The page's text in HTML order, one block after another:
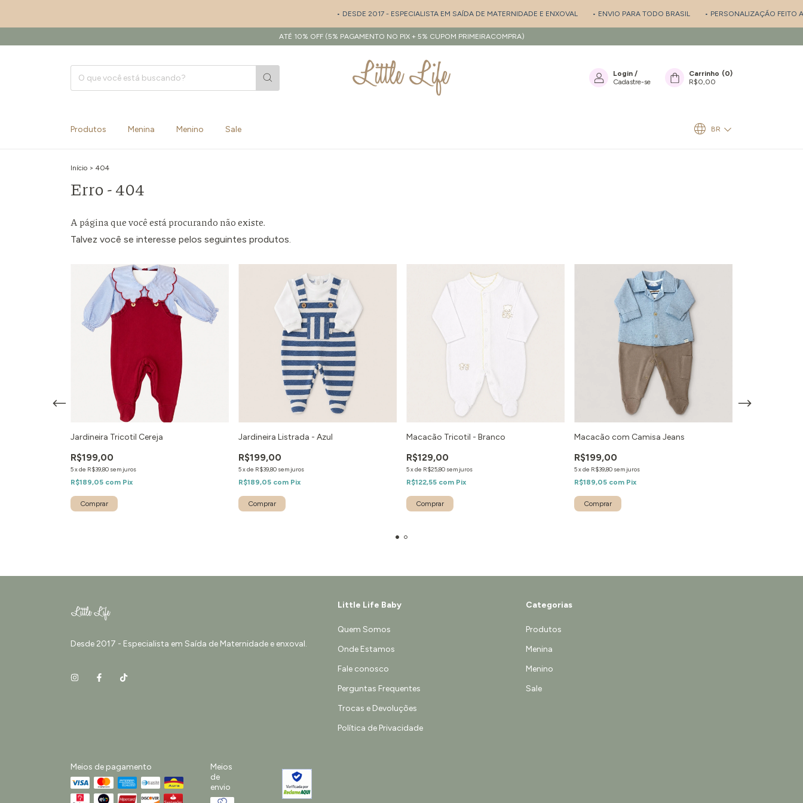
• DESDE 2017 - ESPECIALISTA EM SAÍDA DE MATERNIDADE E ENXOVAL • ENVIO PARA TODO BRASIL • PERSONALIZAÇÃO FEITO A
ATÉ 10% OFF (5% PAGAMENTO NO PIX + 5% CUPOM PRIMEIRACOMPRA)
Login /
Cadastre-se
Carrinho (0)
R$0,00
Produtos Menina Menino Sale BR
Início > 404
Erro - 404
A página que você está procurando não existe.
Talvez você se interesse pelos seguintes produtos.
Jardineira Tricotil Cereja
R$199,00
5xde R$39,80 sem juros
R$189,05 com Pix
Comprar
Jardineira Listrada - Azul
R$199,00
5xde R$39,80 sem juros
R$189,05 com Pix
Comprar
Macacão Tricotil - Branco
R$129,00
5xde R$25,80 sem juros
R$122,55 com Pix
Comprar
Macacão com Camisa Jeans
R$199,00
5xde R$39,80 sem juros
R$189,05 com Pix
Comprar
Desde 2017 - Especialista em Saída de Maternidade e enxoval.
Little Life Baby
Quem Somos
Onde Estamos
Fale conosco
Perguntas Frequentes
Trocas e Devoluções
Política de Privacidade
Categorias
Produtos
Menina
Menino
Sale
Meios de pagamento
Meios
de
envio